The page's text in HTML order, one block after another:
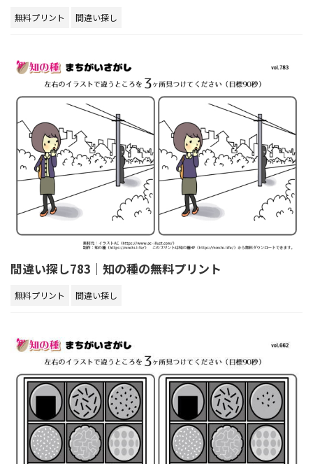
無料プリント 間違い探し
間違い探し783｜知の種の無料プリント
無料プリント 間違い探し